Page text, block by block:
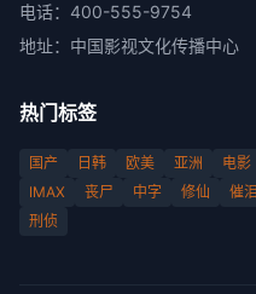
电话： 400-555-9754
地址： 中国影视文化传播中心
热门标签
国产 日韩 欧美 亚洲 电影
IMAX
丧尸 中字 修仙 催泪
刑侦